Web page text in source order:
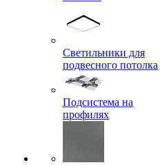
Светильники для
подвесного потолка
Подсистема на
профилях